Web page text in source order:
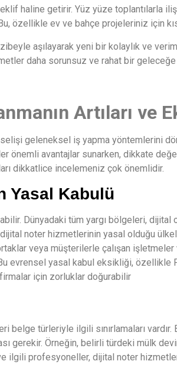
haline getirir. Yüz yüze toplantılarla
özellikle ev ve bahçe projeleriniz için
aşılayarak yeni bir kolaylık ve
daha sorunsuz ve rahat bir
Artıları ve
geleneksel iş yapma yöntemlerini
önemli avantajlar sunarken, dikkate
dikkatlice incelemeniz çok önemlidir.
Yasal Kabulü
Dünyadaki tüm yargı bölgeleri,
noter hizmetlerinin yasal olduğu
veya müşterilerle çalışan
evrensel yasal kabul eksikliği,
için zorluklar doğurabilir
türleriyle ilgili sınırlamaları
gerekir. Örneğin, belirli türdeki mülk
ilgili profesyoneller, dijital noter